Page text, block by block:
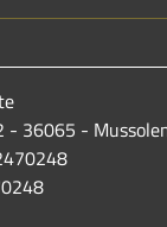
- 36065 -